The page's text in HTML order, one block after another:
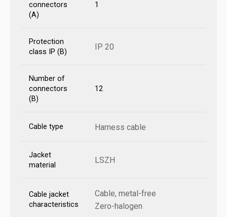
connectors
(A)
1
Protection
class IP (B)
IP 20
Number of
connectors
(B)
12
Cable type Harness cable
Jacket
material
LSZH
Cable jacket
characteristics
Cable, metal-free
Zero-halogen